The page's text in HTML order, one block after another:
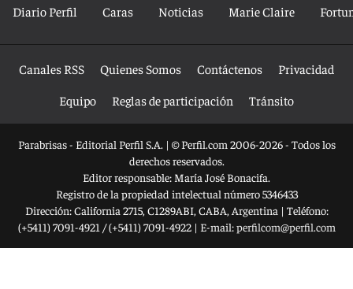
Diario Perfil Caras Noticias Marie Claire
Canales RSS Quienes Somos Contáctenos
Privacidad
Equipo
Reglas de participación Tránsito
Parabrisas - Editorial Perfil S.A. | © Perfil.com 2006-2026 - Todos los
derechos reservados.
Editor responsable: María José Bonacifa.
Registro de la propiedad intelectual número 5346433
Dirección:California 2715, C1289ABI, CABA, Argentina | Teléfono:
(+5411) 7091-4921 /(+5411) 7091-4922| E-mail:perfilcom@perfil.com